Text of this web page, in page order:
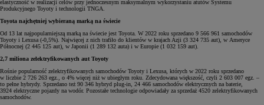
elastyczność w realizacji celów przy jednoczesnym maksymalnym wykorzystaniu atutów Systemu
Produkcyjnego Toyoty i technologii TNGA.
Toyota najchętniej wybieraną marką na świecie
Od 13 lat najpopularniejszą marką na świecie jest Toyota. W 2022 roku sprzedano 9 566 961 samochodów
Toyoty i Lexusa (-0,5%). Najwięcej z nich trafiło do klientów w krajach Azji (3 324 735 aut), w Ameryce
Północnej (2 445 125 aut), w Japonii (1 289 132 auta) i w Europie (1 032 159 aut).
2,7 miliona zelektryfikowanych aut Toyoty
Rośnie popularność zelektryfikowanych samochodów Toyoty i Lexusa, których w 2022 roku sprzedano
w liczbie 2 726 263 egz., o 4% więcej niż w ubiegłym roku. Zdecydowana większość, czyli 2 603 007 egz. –
to pełne hybrydy. Sprzedano też 90 346 hybryd plug-in, 24 466 samochodów elektrycznych na baterie,
3924 elektryczne pojazdy na wodór. Pozostałe technologie odpowiadały za sprzedaż 4520 zelektryfikowanych
samochodów.